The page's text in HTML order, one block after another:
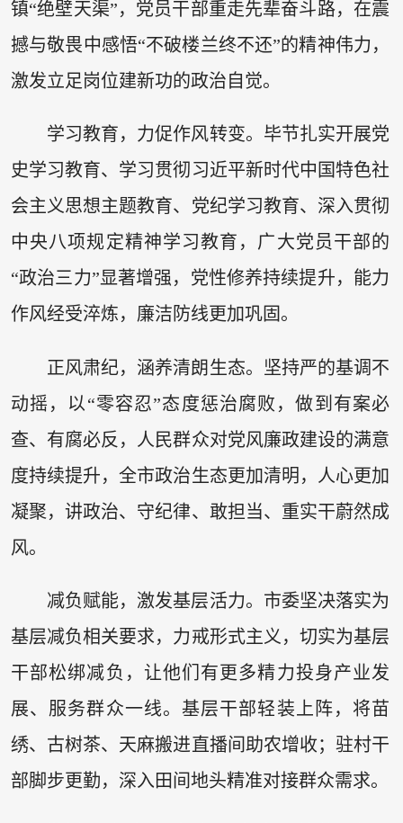
镇“绝壁天渠”，党员干部重走先辈奋斗路，在震
撼与敬畏中感悟“不破楼兰终不还”的精神伟力，
激发立足岗位建新功的政治自觉。
学习教育，力促作风转变。毕节扎实开展党
史学习教育、学习贯彻习近平新时代中国特色社
会主义思想主题教育、党纪学习教育、深入贯彻
中央八项规定精神学习教育，广大党员干部的
“政治三力”显著增强，党性修养持续提升，能力
作风经受淬炼，廉洁防线更加巩固。
正风肃纪，涵养清朗生态。坚持严的基调不
动摇，以“零容忍”态度惩治腐败，做到有案必
查、有腐必反，人民群众对党风廉政建设的满意
度持续提升，全市政治生态更加清明，人心更加
凝聚，讲政治、守纪律、敢担当、重实干蔚然成
风。
减负赋能，激发基层活力。市委坚决落实为
基层减负相关要求，力戒形式主义，切实为基层
干部松绑减负，让他们有更多精力投身产业发
展、服务群众一线。基层干部轻装上阵，将苗
绣、古树茶、天麻搬进直播间助农增收；驻村干
部脚步更勤，深入田间地头精准对接群众需求。